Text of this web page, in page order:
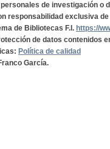
de investigación o
responsabilidad exclusiva
de Bibliotecas F.I. https://
de datos contenidos
Política de calidad
García.